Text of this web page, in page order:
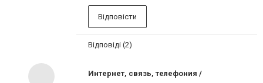
Відповісти
Відповіді (2)
Интернет, связь, телефония /